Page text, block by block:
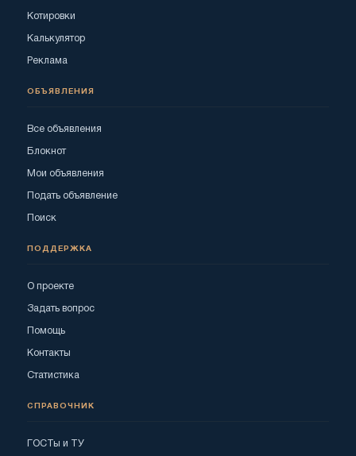
Котировки
Калькулятор
Реклама
ОБЪЯВЛЕНИЯ
Все объявления
Блокнот
Мои объявления
Подать объявление
Поиск
ПОДДЕРЖКА
О проекте
Задать вопрос
Помощь
Контакты
Статистика
СПРАВОЧНИК
ГОСТы и ТУ